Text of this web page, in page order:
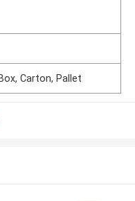
Carton, Pallet